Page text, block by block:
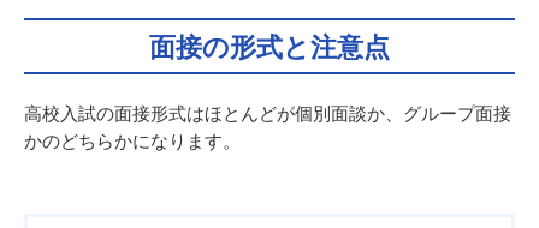
面接の形式と注意点
高校入試の面接形式はほとんどが個別面談か、グループ面接
かのどちらかになります。